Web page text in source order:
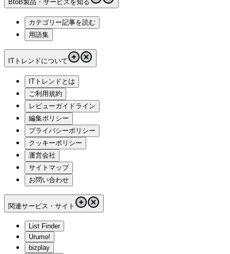
BtoB製品・サービスを知る
カテゴリー記事を読む
用語集
ITトレンドについて
ITトレンドとは
ご利用規約
レビューガイドライン
編集ポリシー
プライバシーポリシー
クッキーポリシー
運営会社
サイトマップ
お問い合わせ
関連サービス・サイト
List Finder
Urumo!
bizplay